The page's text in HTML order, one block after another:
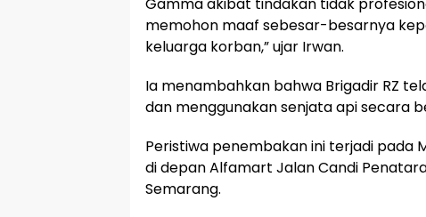
memohon maaf sebesar-besarnya
keluarga korban,” ujar Irwan.
Ia menambahkan bahwa Brigadir RZ
dan menggunakan senjata api secara
Peristiwa penembakan ini terjadi pada
di depan Alfamart Jalan Candi
Semarang.